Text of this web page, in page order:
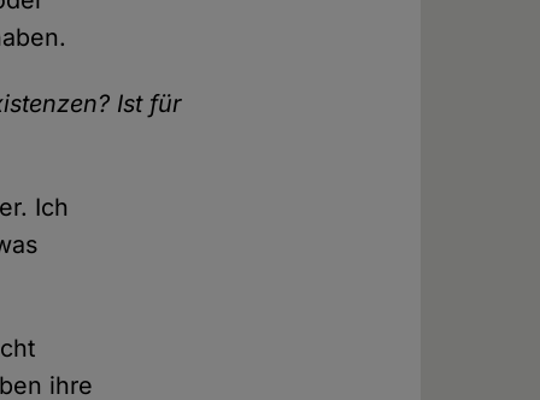
Ist für
Ich
ihre